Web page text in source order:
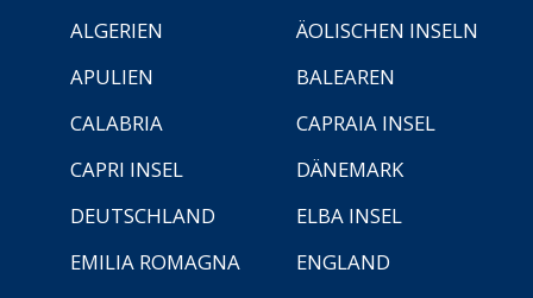
ALGERIEN
ÄOLISCHEN INSELN
APULIEN
BALEAREN
CALABRIA
CAPRAIA INSEL
CAPRI INSEL
DÄNEMARK
DEUTSCHLAND
ELBA INSEL
EMILIA ROMAGNA
ENGLAND